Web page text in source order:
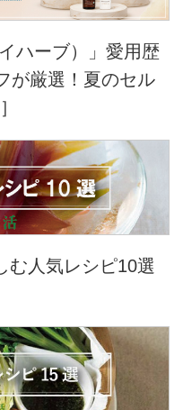
ハーブ）」愛用歴
が厳選！夏のセル
む人気レシピ10選